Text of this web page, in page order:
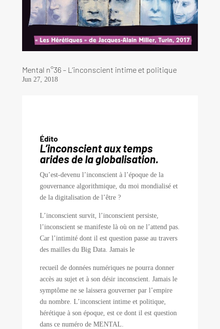
Mental n°36 – L’inconscient intime et politique
Jun 27, 2018
Édito
L’inconscient aux temps
arides de la globalisation.
Qu’est-devenu l’inconscient à l’époque de la
gouvernance algorithmique, du moi mondialisé et
de la digitalisation de l’être ?
L’inconscient survit, l’inconscient persiste,
l’inconscient se manifeste là où on ne l’attend pas.
Car l’intimité dont il est question passe au travers
des mailles du Big Data. Jamais le
recueil de données numériques ne pourra donner
accès au sujet et à son désir inconscient. Jamais le
symptôme ne se laissera gouverner par l’empire
du nombre. L’inconscient intime et politique,
hérétique à son époque, est ce dont il est question
dans ce numéro de MENTAL.